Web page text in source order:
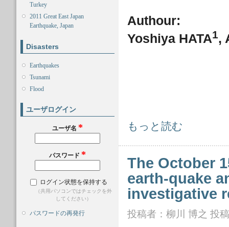
Turkey
2011 Great East Japan
Earthquake, Japan
Disasters
Earthquakes
Tsunami
Flood
ユーザログイン
ユーザ名 *
パスワード *
ログイン状態を保持する
（共用パソコンではチェックを外
してください）
パスワードの再発行
Authour:
Yoshiya HATA1,
FactSheet: FS2015-E-0001 について
もっと読む
The October
earth-quake
investigative
投稿者： 柳川 博之 投